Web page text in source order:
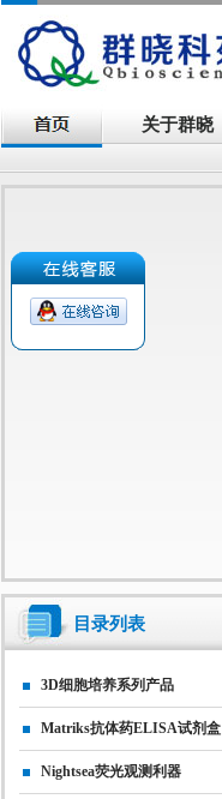
关于群晓
目录列表
3D细胞培养系列产品
Matriks抗体药ELISA试剂盒
Nightsea荧光观测利器